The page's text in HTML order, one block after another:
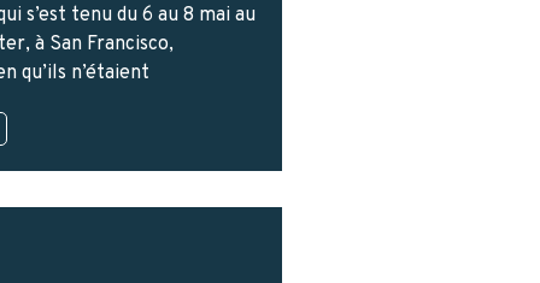
s’est tenu du 6 au 8 mai au
à San Francisco,
qu’ils n’étaient